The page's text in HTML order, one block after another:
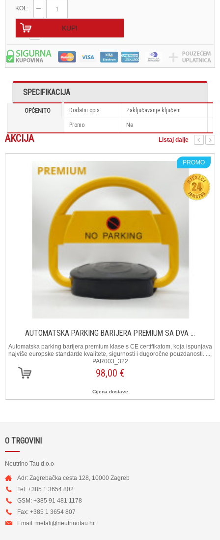
KOL:
KUPI
SPECIFIKACIJA
OPĆENITO Dodatni opis Zaključavanje ključem
Promo Ne
AKCIJA Listaj dalje
PROMO
AUTOMATSKA PARKING BARIJERA PREMIUM SA DVA ...
Automatska parking barijera premium klase s CE certifikatom, koja ispunjava
najviše europske standarde kvalitete, sigurnosti i dugoročne pouzdanosti. ...,
PAR003_322
98,00 €
Cijena dostave
O TRGOVINI
Neutrino Tau d.o.o
Adr: Zagrebačka cesta 128, 10000 Zagreb
Tel: +385 1 3654 802
GSM: +385 91 481 1178
Fax: +385 1 3654 807
Email: metali@neutrinotau.hr